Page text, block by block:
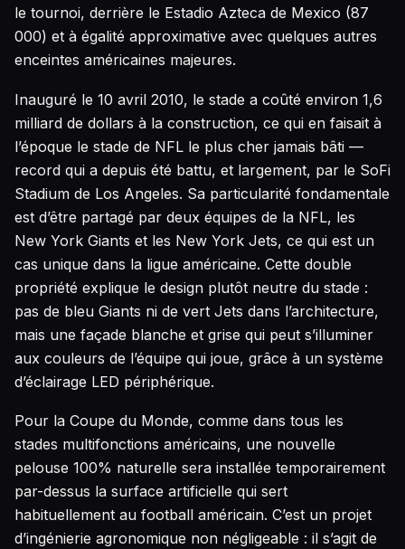
le tournoi, derrière le Estadio Azteca de Mexico (87
000) et à égalité approximative avec quelques autres
enceintes américaines majeures.
Inauguré le 10 avril 2010, le stade a coûté environ 1,6
milliard de dollars à la construction, ce qui en faisait à
l’époque le stade de NFL le plus cher jamais bâti —
record qui a depuis été battu, et largement, par le SoFi
Stadium de Los Angeles. Sa particularité fondamentale
est d’être partagé par deux équipes de la NFL, les
New York Giants et les New York Jets, ce qui est un
cas unique dans la ligue américaine. Cette double
propriété explique le design plutôt neutre du stade :
pas de bleu Giants ni de vert Jets dans l’architecture,
mais une façade blanche et grise qui peut s’illuminer
aux couleurs de l’équipe qui joue, grâce à un système
d’éclairage LED périphérique.
Pour la Coupe du Monde, comme dans tous les
stades multifonctions américains, une nouvelle
pelouse 100% naturelle sera installée temporairement
par-dessus la surface artificielle qui sert
habituellement au football américain. C’est un projet
d’ingénierie agronomique non négligeable : il s’agit de